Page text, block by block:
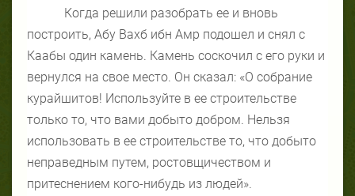
Когда решили разобрать ее и вновь
построить, Абу Вахб ибн Амр подошел и снял с
Каабы один камень. Камень соскочил с его руки и
вернулся на свое место. Он сказал: «О собрание
курайшитов! Используйте в ее строительстве
только то, что вами добыто добром. Нельзя
использовать в ее строительстве то, что добыто
неправедным путем, ростовщичеством и
притеснением кого-нибудь из людей».